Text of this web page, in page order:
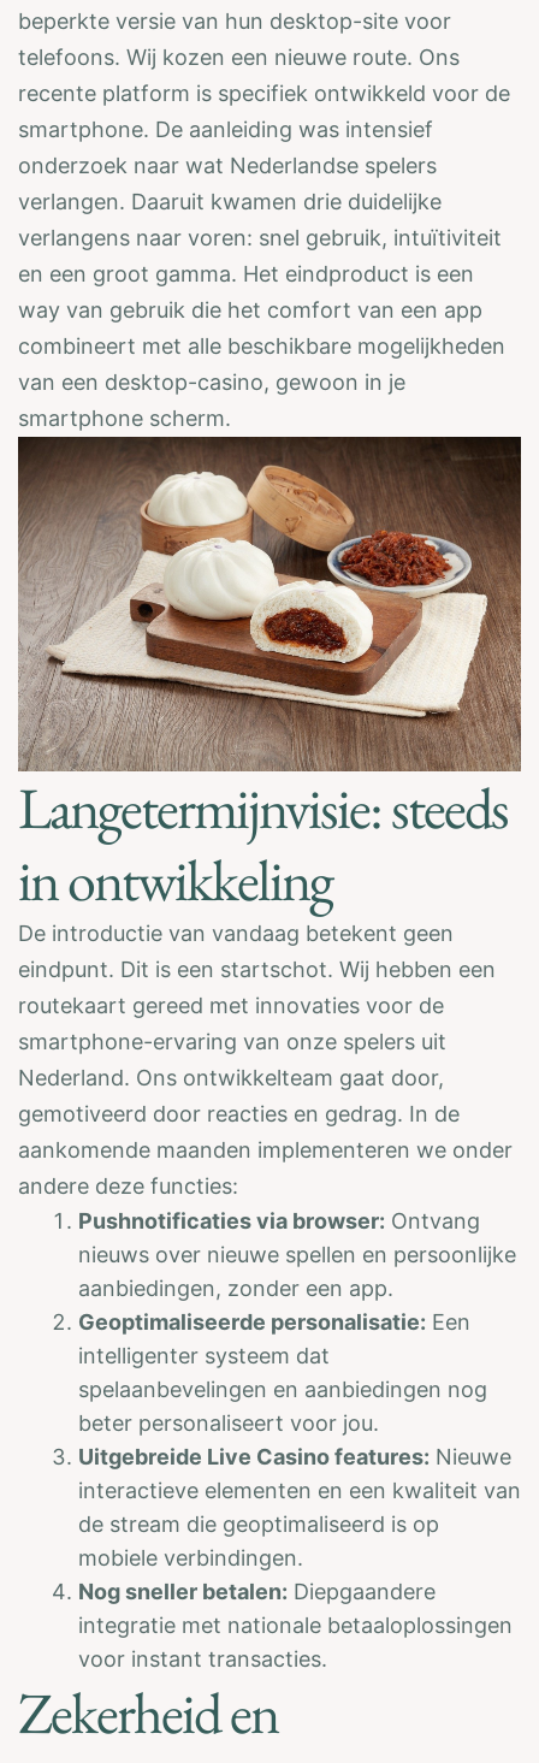
beperkte versie van hun desktop-site voor
telefoons. Wij kozen een nieuwe route. Ons
recente platform is specifiek ontwikkeld voor de
smartphone. De aanleiding was intensief
onderzoek naar wat Nederlandse spelers
verlangen. Daaruit kwamen drie duidelijke
verlangens naar voren: snel gebruik, intuïtiviteit
en een groot gamma. Het eindproduct is een
way van gebruik die het comfort van een app
combineert met alle beschikbare mogelijkheden
van een desktop-casino, gewoon in je
smartphone scherm.
Langetermijnvisie: steeds
in ontwikkeling
De introductie van vandaag betekent geen
eindpunt. Dit is een startschot. Wij hebben een
routekaart gereed met innovaties voor de
smartphone-ervaring van onze spelers uit
Nederland. Ons ontwikkelteam gaat door,
gemotiveerd door reacties en gedrag. In de
aankomende maanden implementeren we onder
andere deze functies:
Pushnotificaties via browser: Ontvang
nieuws over nieuwe spellen en persoonlijke
aanbiedingen, zonder een app.
Geoptimaliseerde personalisatie: Een
intelligenter systeem dat
spelaanbevelingen en aanbiedingen nog
beter personaliseert voor jou.
Uitgebreide Live Casino features: Nieuwe
interactieve elementen en een kwaliteit van
de stream die geoptimaliseerd is op
mobiele verbindingen.
Nog sneller betalen: Diepgaandere
integratie met nationale betaaloplossingen
voor instant transacties.
Zekerheid en